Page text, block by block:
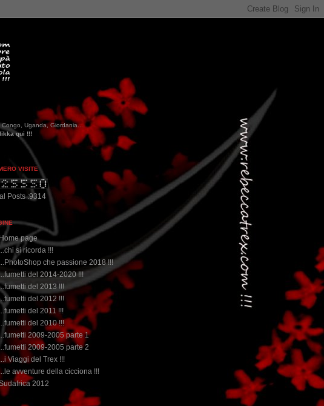
Congo, Uganda, Giordania...
VISITE
Posts :9314
Home page
si ricorda !!!
...PhotoShop che passione 2018 !!!
...fumetti del 2014-2020 !!!
del 2013 !!!
del 2012 !!!
...fumetti del 2011 !!!
...fumetti del 2010 !!!
...fumetti 2009-2005 parte 1
...fumetti 2009-2005 parte 2
...i Viaggi del Trex !!!
...le avventure della cicciona !!!
2012